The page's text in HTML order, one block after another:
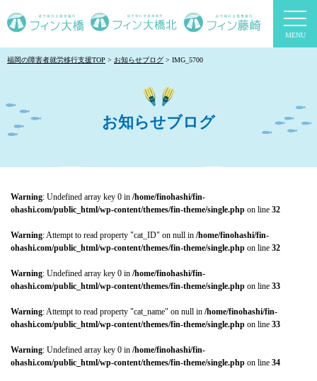
福岡の障害者就労移行支援TOP お知らせブログ IMG_5700
お知らせブログ
Warning: Undefined array key 0 in /home/finohashi/fin-
ohashi.com/public_html/wp-content/themes/fin-theme/single.php on line 32
Warning: Attempt to read property "cat_ID" on null in /home/finohashi/fin-
ohashi.com/public_html/wp-content/themes/fin-theme/single.php on line 32
Warning: Undefined array key 0 in /home/finohashi/fin-
ohashi.com/public_html/wp-content/themes/fin-theme/single.php on line 33
Warning: Attempt to read property "cat_name" on null in /home/finohashi/fin-
ohashi.com/public_html/wp-content/themes/fin-theme/single.php on line 33
Warning: Undefined array key 0 in /home/finohashi/fin-
ohashi.com/public_html/wp-content/themes/fin-theme/single.php on line 34